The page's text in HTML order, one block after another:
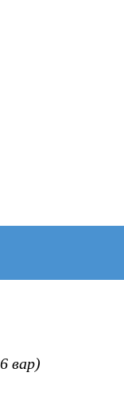
вар)